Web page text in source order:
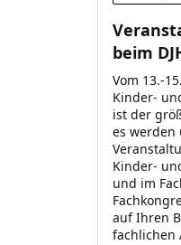
beim
Vom 13.-
Kinder-
ist der
es werden
Kinder-
und im
auf Ihren
fachlichen